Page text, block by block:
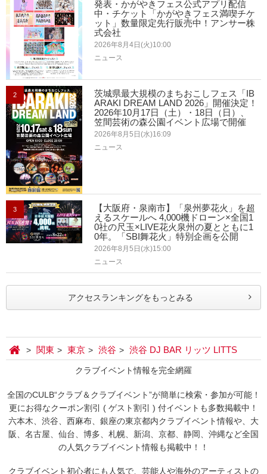
発表・かがやきフェス公式アプリ配信
中・チケット「かがやきフェス満喫チケ
ット」数量限定先行販売中！アンサー株
式会社
2026年8月4日(火)10:00
ニュース
2
茨城県最大規模のまちおこしフェス「IB
ARAKI DREAM LAND 2026」開催決定！
2026年10月17日（土）・18日（日）、
笠間芸術の森公園イベント広場で開催
2026年8月5日(水)16:09
ニュース
3
【大阪府・泉南市】「泉州夢花火」を超
えるスケールへ 4,000機ドローン×全国1
0社の尺玉×LIVE花火泉州の夏とともに1
0年。「SBI舞花火」特別企画を公開
2026年8月5日(水)15:00
ニュース
アクセスランキングをもっとみる
関東 東京 渋谷 渋谷 DJ BAR リッツ LITTS
クラブイベント情報を完全網羅
全国のCULB“クラブ＆クラブイベント”が簡単に検索・参加が可能！
更にお得なクーポン割引 ( ゲスト割引 ) 付イベントも多数掲載中！
六本木、渋谷、西麻布、銀座の東京都内クラブイベント情報や、大
阪、名古屋、仙台、博多、札幌、新潟、京都、静岡、沖縄など全国
の人気クラブイベント情報も掲載中！！
クラブイベント初心者にも人気で、芸能人や海外のアーティストの